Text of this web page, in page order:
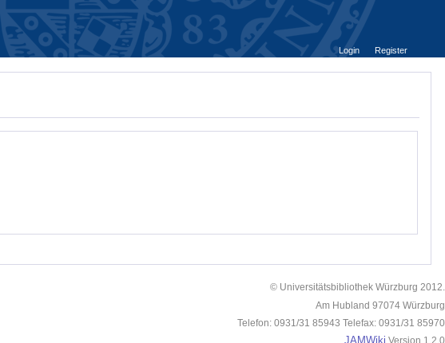
Login
Register
© Universitätsbibliothek Würzburg 2012.
Am Hubland 97074 Würzburg
Telefon: 0931/31 85943 Telefax: 0931/31 85970
JAMWiki Version 1.2.0